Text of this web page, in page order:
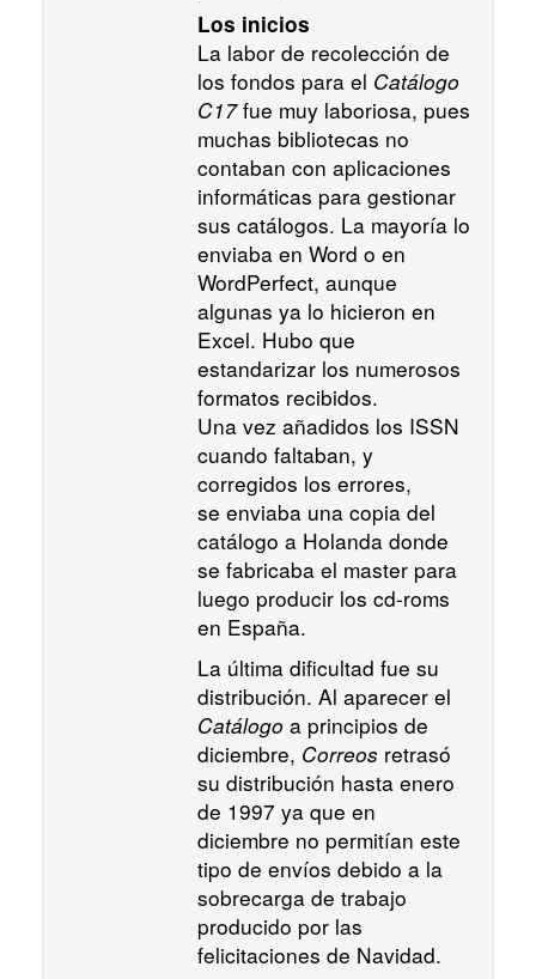
Los inicios
La labor de recolección de
los fondos para el Catálogo
C17fue muy laboriosa, pues
muchas bibliotecas no
contaban con aplicaciones
informáticas para gestionar
sus catálogos. La mayoría lo
enviaba en Word o en
WordPerfect, aunque
algunas ya lo hicieron en
Excel. Hubo que
estandarizar los numerosos
formatos recibidos.
Una vez añadidos los ISSN
cuando faltaban, y
corregidos los errores,
se enviaba una copia del
catálogo a Holanda donde
se fabricaba el master para
luego producir los cd-roms
en España.
La última dificultad fue su
distribución. Al aparecer el
Catálogo a principios de
diciembre, Correos retrasó
su distribución hasta enero
de 1997 ya que en
diciembre no permitían este
tipo de envíos debido a la
sobrecarga de trabajo
producido por las
felicitaciones de Navidad.